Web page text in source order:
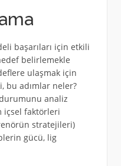
başarıları için etkili
belirlemekle
ulaşmak için
bu adımlar neler?
analiz
içsel faktörleri
stratejileri)
gücü, lig